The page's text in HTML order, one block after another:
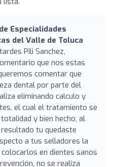
Especialidades
del Valle de Toluca
Pili Sanchez,
que nos estas
comentar que
dental por parte del
eliminando calculo y
el cual el tratamiento se
y bien hecho, al
tu quedaste
a tus selladores la
colocarlos en dientes sanos
no se realiza